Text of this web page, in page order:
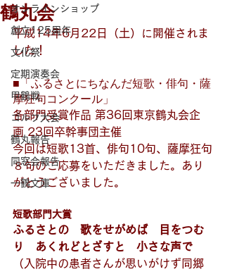
オンラインショップ
創立125周年
文化祭
定期演奏会
甲鶴戦
ゴルフ大会
鶴丸報告
同窓会報告
一鶴文庫
鶴丸会
平成14年6月22日（土）に開催されま
した！
■「ふるさとにちなんだ短歌・俳句・薩
摩狂句コンクール」
各部門受賞作品 第36回東京鶴丸会企
画 23回卒幹事団主催
今回は短歌13首、俳句10句、薩摩狂句
８句のご応募をいただきました。あり
がとうございました。
短歌部門大賞
ふるさとの　歌をせがめば　目をつむ
り　あくれどとざすと　小さな声で
（入院中の患者さんが思いがけず同郷